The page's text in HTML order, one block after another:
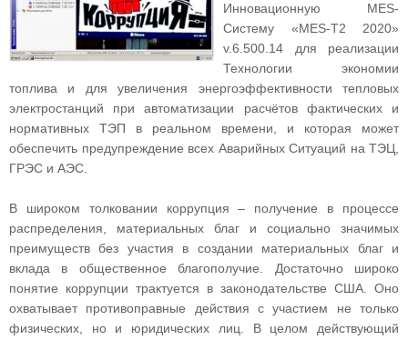
Инновационную MES-
Систему «MES-T2 2020»
v.6.500.14 для реализации
Технологии экономии
топлива и для увеличения энергоэффективности тепловых
электростанций при автоматизации расчётов фактических и
нормативных ТЭП в реальном времени, и которая может
обеспечить предупреждение всех Аварийных Ситуаций на ТЭЦ,
ГРЭС и АЭС.
В широком толковании коррупция – получение в процессе
распределения, материальных благ и социально значимых
преимуществ без участия в создании материальных благ и
вклада в общественное благополучие. Достаточно широко
понятие коррупции трактуется в законодательстве США. Оно
охватывает противоправные действия с участием не только
физических, но и юридических лиц. В целом действующий